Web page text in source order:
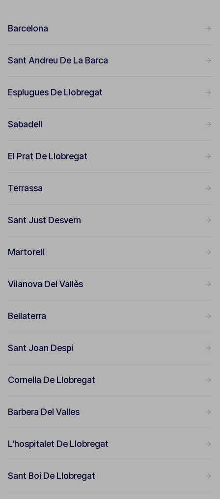
Barcelona
Sant Andreu De La Barca
Esplugues De Llobregat
Sabadell
El Prat De Llobregat
Terrassa
Sant Just Desvern
Martorell
Vilanova Del Vallès
Bellaterra
Sant Joan Despi
Cornella De Llobregat
Barbera Del Valles
L'hospitalet De Llobregat
Sant Boi De Llobregat